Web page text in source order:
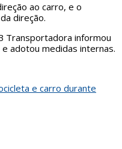
ao carro, e o
direção.
Transportadora informou
adotou medidas internas.
e carro durante